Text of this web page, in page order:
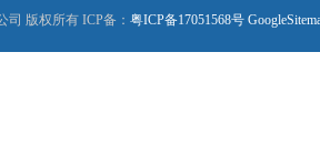
版权所有 ICP备： 粤ICP备17051568号